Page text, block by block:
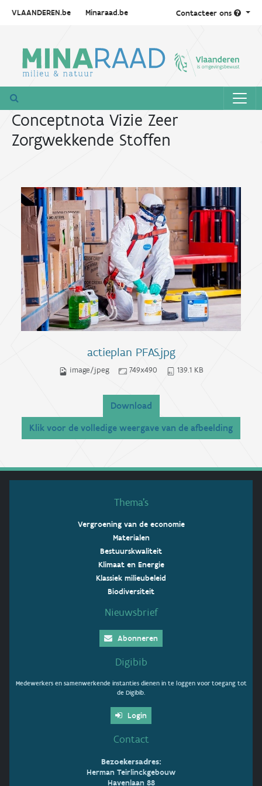
VLAANDEREN.be Minaraad.be Contacteer ons
Conceptnota Vizie Zeer
Zorgwekkende Stoffen
actieplan PFAS.jpg
image/jpeg 749x490 139.1 KB
Download
Klik voor de volledige weergave van de afbeelding
Thema’s
Vergroening van de economie
Materialen
Bestuurskwaliteit
Klimaat en Energie
Klassiek milieubeleid
Biodiversiteit
Nieuwsbrief
Abonneren
Digibib
Medewerkers en samenwerkende instanties dienen in te loggen voor toegang tot
de Digibib.
Login
Contact
Bezoekersadres:
Herman Teirlinckgebouw
Havenlaan 88